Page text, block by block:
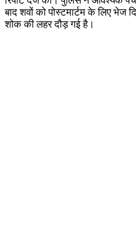
बाद शवों को पोस्टमार्टम के लिए भेज
शोक की लहर दौड़ गई है।